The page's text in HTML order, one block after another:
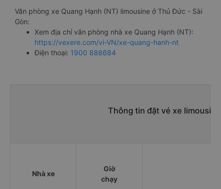
Văn phòng xe Quang Hạnh (NT) limousine ở Thủ Đức - Sài
Gòn:
Xem địa chỉ văn phòng nhà xe Quang Hạnh (NT):
https://vexere.com/vi-VN/xe-quang-hanh-nt
Điện thoại: 1900 888684
Thông tin đặt vé xe
Nhà xe
Giờ
chạy